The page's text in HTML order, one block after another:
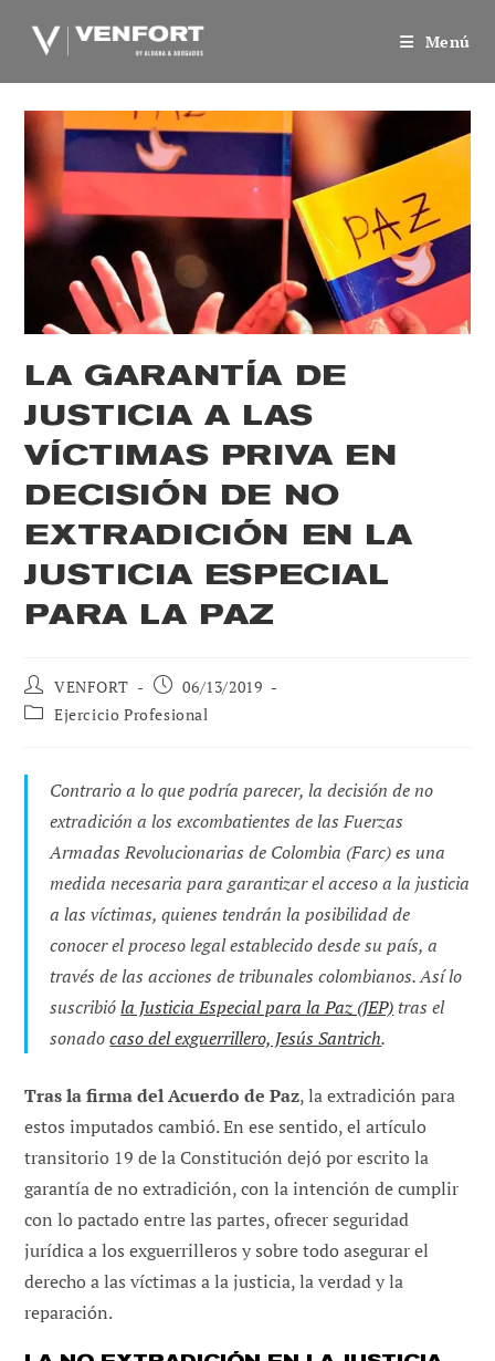
Menú
LA GARANTÍA DE
JUSTICIA A LAS
VÍCTIMAS PRIVA EN
DECISIÓN DE NO
EXTRADICIÓN EN LA
JUSTICIA ESPECIAL
PARA LA PAZ
Autor
de
la
VENFORT
Publicación
de
la
06/13/2019
Categoría
entrada:
Ejercicio Profesional
Contrario a lo que podría parecer, la decisión de no
extradición a los excombatientes de las Fuerzas
Armadas Revolucionarias de Colombia (Farc) es una
medida necesaria para garantizar el acceso a la justicia
a las víctimas, quienes tendrán la posibilidad de
conocer el proceso legal establecido desde su país, a
través de las acciones de tribunales colombianos. Así lo
suscribióla Justicia Especial para la Paz (JEP) tras el
sonadocaso del exguerrillero, Jesús Santrich.
Tras la firma del Acuerdo de Paz, la extradición para
estos imputados cambió. En ese sentido, el artículo
transitorio 19 de la Constitución dejó por escrito la
garantía de no extradición, con la intención de cumplir
con lo pactado entre las partes, ofrecer seguridad
jurídica a los exguerrilleros y sobre todo asegurar el
derecho a las víctimas a la justicia, la verdad y la
reparación.